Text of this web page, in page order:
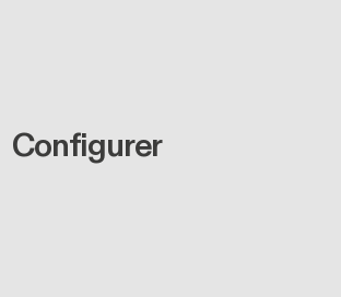
Configurer